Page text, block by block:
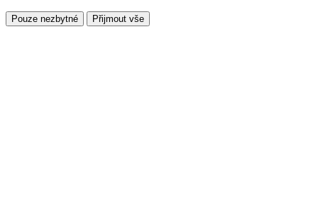
Pouze nezbytné Přijmout vše